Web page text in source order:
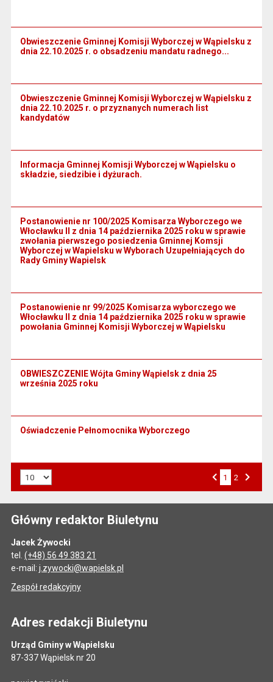
Obwieszczenie Gminnej Komisji Wyborczej w Wąpielsku z
dnia 22.10.2025 r. o obsadzeniu mandatu radnego...
Obwieszczenie Gminnej Komisji Wyborczej w Wąpielsku z
dnia 22.10.2025 r. o przyznanych numerach list
kandydatów
Informacja Gminnej Komisji Wyborczej w Wąpielsku o
składzie, siedzibie i dyżurach.
Postanowienie nr 100/2025 Komisarza Wyborczego we
Włocławku II z dnia 14 października 2025 roku w sprawie
zwołania pierwszego posiedzenia Gminnej Komsji
Wyborczej w Wapielsku w Wyborach Uzupełniających do
Rady Gminy Wapielsk
Postanowienie nr 99/2025 Komisarza wyborczego we
Włocławku II z dnia 14 października 2025 roku w sprawie
powołania Gminnej Komisji Wyborczej w Wąpielsku
OBWIESZCZENIE Wójta Gminy Wąpielsk z dnia 25
września 2025 roku
Oświadczenie Pełnomocnika Wyborczego
1 2
Główny redaktor Biuletynu
Jacek Żywocki
tel. (+48) 56 49 383 21
e-mail: j.zywocki@wapielsk.pl
Zespół redakcyjny
Adres redakcji Biuletynu
Urząd Gminy w Wąpielsku
87-337 Wąpielsk nr 20